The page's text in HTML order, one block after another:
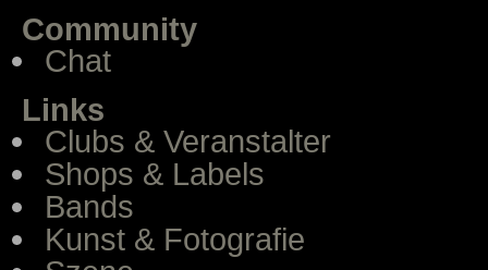
Community
Chat
Links
Clubs & Veranstalter
Shops & Labels
Bands
Kunst & Fotografie